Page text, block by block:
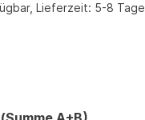
Lieferzeit: 5-8 Tage